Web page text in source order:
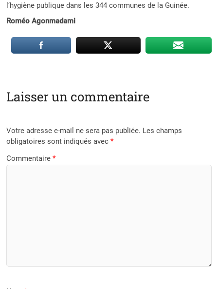
l’hygiène publique dans les 344 communes de la Guinée.
Roméo Agonmadami
Laisser un commentaire
Votre adresse e-mail ne sera pas publiée. Les champs
obligatoires sont indiqués avec*
Commentaire*